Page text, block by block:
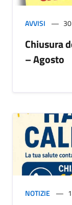
AVVISI
Chiusura
– Agosto
NOTIZIE